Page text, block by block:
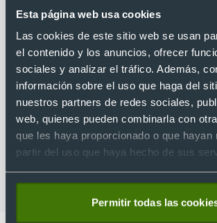
Esta página web usa cookies
Las cookies de este sitio web se usan
el contenido y los anuncios, ofrecer
sociales y analizar el tráfico. Además,
información sobre el uso que haga del
nuestros partners de redes sociales,
web, quienes pueden combinarla con
que les haya proporcionado o que hayan
partir del uso que haya hecho de sus
Permitir todas las
Bolígrafos clásicos